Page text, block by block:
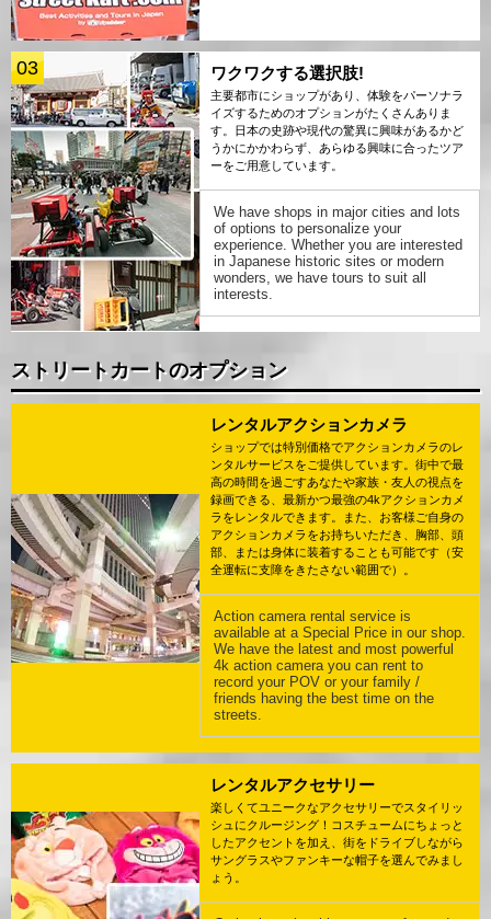
03 ワクワクする選択肢!
主要都市にショップがあり、体験をパーソナラ
イズするためのオプションがたくさんありま
す。日本の史跡や現代の驚異に興味があるかど
うかにかかわらず、あらゆる興味に合ったツア
ーをご用意しています。
We have shops in major cities and lots
of options to personalize your
experience. Whether you are interested
in Japanese historic sites or modern
wonders, we have tours to suit all
interests.
ストリートカートのオプション
レンタルアクションカメラ
ショップでは特別価格でアクションカメラのレ
ンタルサービスをご提供しています。街中で最
高の時間を過ごすあなたや家族・友人の視点を
録画できる、最新かつ最強の4kアクションカメ
ラをレンタルできます。また、お客様ご自身の
アクションカメラをお持ちいただき、胸部、頭
部、または身体に装着することも可能です（安
全運転に支障をきたさない範囲で）。
Action camera rental service is
available at a Special Price in our shop.
We have the latest and most powerful
4k action camera you can rent to
record your POV or your family /
friends having the best time on the
streets.
レンタルアクセサリー
楽しくてユニークなアクセサリーでスタイリッ
シュにクルージング！コスチュームにちょっと
したアクセントを加え、街をドライブしながら
サングラスやファンキーな帽子を選んでみまし
ょう。